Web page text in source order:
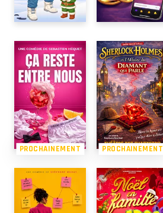
PROCHAINEMENT PROCHAINEMENT